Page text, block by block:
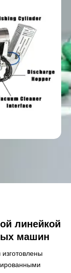
линейкой
машин